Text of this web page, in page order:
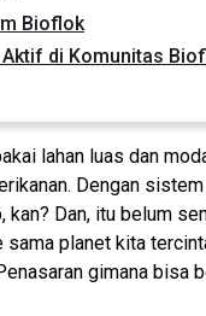
Bioflok
Aktif di Komunitas
lahan luas dan
Dengan
Dan, itu belum
sama planet kita
gimana bisa